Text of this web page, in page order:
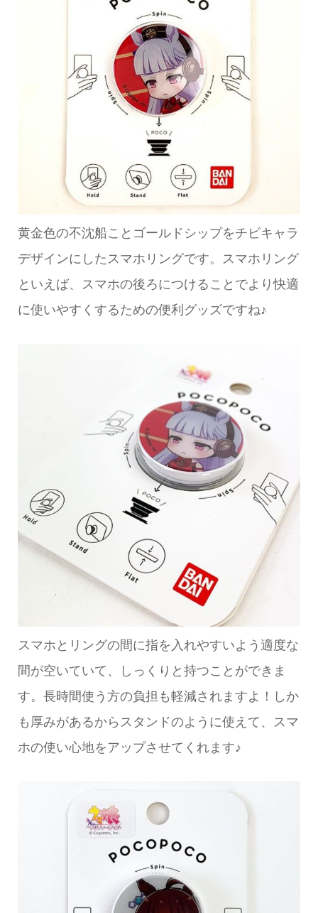
黄金色の不沈船ことゴールドシップをチビキャラ
デザインにしたスマホリングです。スマホリング
といえば、スマホの後ろにつけることでより快適
に使いやすくするための便利グッズですね♪
スマホとリングの間に指を入れやすいよう適度な
間が空いていて、しっくりと持つことができま
す。長時間使う方の負担も軽減されますよ！しか
も厚みがあるからスタンドのように使えて、スマ
ホの使い心地をアップさせてくれます♪